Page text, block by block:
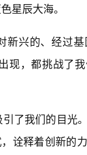
星辰大海。
新兴的、经过
现，都挑战了
了我们的目光
诠释着创新的